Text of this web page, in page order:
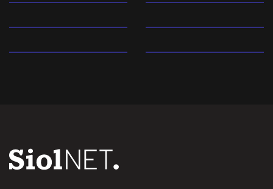
Narodnozabavna